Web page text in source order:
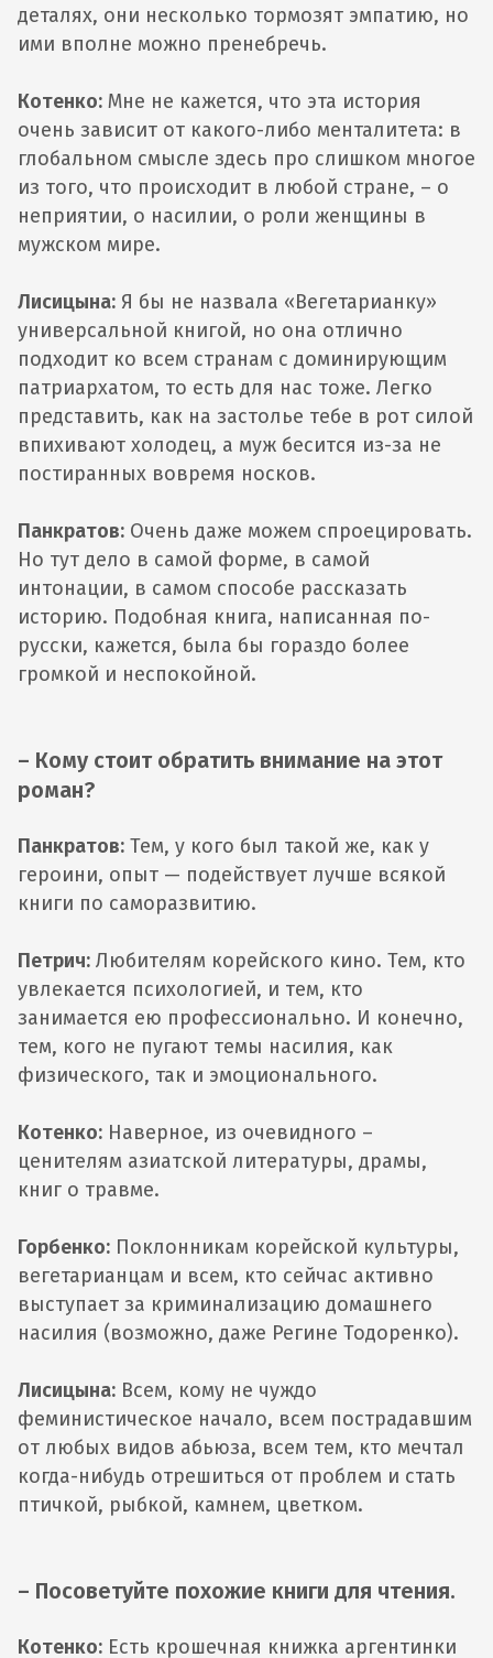
деталях, они несколько тормозят эмпатию, но
ими вполне можно пренебречь.
Котенко: Мне не кажется, что эта история
очень зависит от какого-либо менталитета: в
глобальном смысле здесь про слишком многое
из того, что происходит в любой стране, – о
неприятии, о насилии, о роли женщины в
мужском мире.
Лисицына: Я бы не назвала «Вегетарианку»
универсальной книгой, но она отлично
подходит ко всем странам с доминирующим
патриархатом, то есть для нас тоже. Легко
представить, как на застолье тебе в рот силой
впихивают холодец, а муж бесится из-за не
постиранных вовремя носков.
Панкратов: Очень даже можем спроецировать.
Но тут дело в самой форме, в самой
интонации, в самом способе рассказать
историю. Подобная книга, написанная по-
русски, кажется, была бы гораздо более
громкой и неспокойной.
– Кому стоит обратить внимание на этот
роман?
Панкратов: Тем, у кого был такой же, как у
героини, опыт — подействует лучше всякой
книги по саморазвитию.
Петрич: Любителям корейского кино. Тем, кто
увлекается психологией, и тем, кто
занимается ею профессионально. И конечно,
тем, кого не пугают темы насилия, как
физического, так и эмоционального.
Котенко: Наверное, из очевидного –
ценителям азиатской литературы, драмы,
книг о травме.
Горбенко: Поклонникам корейской культуры,
вегетарианцам и всем, кто сейчас активно
выступает за криминализацию домашнего
насилия (возможно, даже Регине Тодоренко).
Лисицына: Всем, кому не чуждо
феминистическое начало, всем пострадавшим
от любых видов абьюза, всем тем, кто мечтал
когда-нибудь отрешиться от проблем и стать
птичкой, рыбкой, камнем, цветком.
– Посоветуйте похожие книги для чтения.
Котенко: Есть крошечная книжка аргентинки